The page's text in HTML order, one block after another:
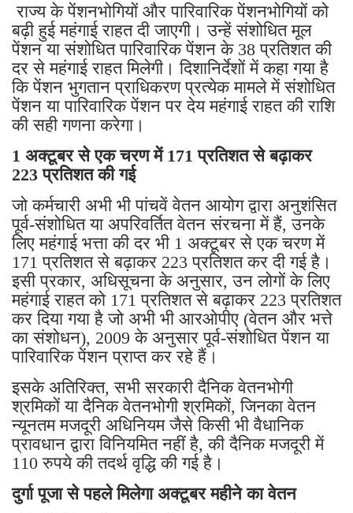
राज्य के पेंशनभोगियों और पारिवारिक पेंशनभोगियों को
बढ़ी हुई महंगाई राहत दी जाएगी। उन्हें संशोधित मूल
पेंशन या संशोधित पारिवारिक पेंशन के 38 प्रतिशत की
दर से महंगाई राहत मिलेगी। दिशानिर्देशों में कहा गया है
कि पेंशन भुगतान प्राधिकरण प्रत्येक मामले में संशोधित
पेंशन या पारिवारिक पेंशन पर देय महंगाई राहत की राशि
की सही गणना करेगा।
1 अक्टूबर से एक चरण में 171 प्रतिशत से बढ़ाकर
223 प्रतिशत की गई
जो कर्मचारी अभी भी पांचवें वेतन आयोग द्वारा अनुशंसित
पूर्व-संशोधित या अपरिवर्तित वेतन संरचना में हैं, उनके
लिए महंगाई भत्ता की दर भी 1 अक्टूबर से एक चरण में
171 प्रतिशत से बढ़ाकर 223 प्रतिशत कर दी गई है।
इसी प्रकार, अधिसूचना के अनुसार, उन लोगों के लिए
महंगाई राहत को 171 प्रतिशत से बढ़ाकर 223 प्रतिशत
कर दिया गया है जो अभी भी आरओपीए (वेतन और भत्ते
का संशोधन), 2009 के अनुसार पूर्व-संशोधित पेंशन या
पारिवारिक पेंशन प्राप्त कर रहे हैं।
इसके अतिरिक्त, सभी सरकारी दैनिक वेतनभोगी
श्रमिकों या दैनिक वेतनभोगी श्रमिकों, जिनका वेतन
न्यूनतम मजदूरी अधिनियम जैसे किसी भी वैधानिक
प्रावधान द्वारा विनियमित नहीं है, की दैनिक मजदूरी में
110 रुपये की तदर्थ वृद्धि की गई है।
दुर्गा पूजा से पहले मिलेगा अक्टूबर महीने का वेतन